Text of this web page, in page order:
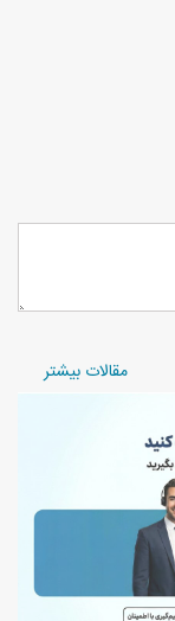
مقالات بیشتر